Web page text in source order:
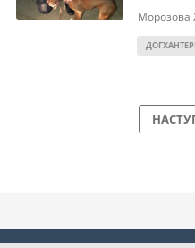
Морозова